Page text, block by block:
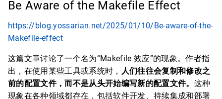
Be Aware of the Makefile Effect
https://blog.yossarian.net/2025/01/10/Be-aware-of-the-
Makefile-effect
这篇文章讨论了一个名为“Makefile 效应”的现象。作者指
出，在使用某些工具或系统时， 人们往往会复制和修改之
前的配置文件，而不是从头开始编写新的配置文件。 这种
现象在各种领域都存在，包括软件开发、持续集成和部署